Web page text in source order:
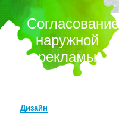
Согласование
наружной
рекламы
Дизайн